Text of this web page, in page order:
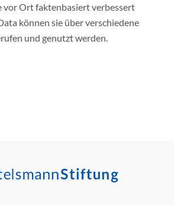
vor Ort faktenbasiert verbessert
können sie über verschiedene
und genutzt werden.